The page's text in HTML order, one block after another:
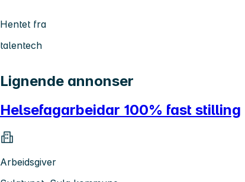
Hentet fra
talentech
Lignende annonser
Helsefagarbeidar 100% fast stilling
Arbeidsgiver